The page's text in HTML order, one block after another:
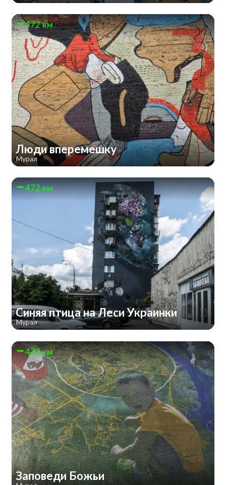
472 км
Люди вперемешку
Мурал
472 км
Синяя птица на Леси Украинки
Мурал
472 км
Заповеди Божьи